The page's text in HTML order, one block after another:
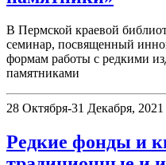
В Пермской краевой
семинар, посвященный
формам работы с редкими
памятниками
28 Октября-31 Декабря, 2021
Редкие фонды и